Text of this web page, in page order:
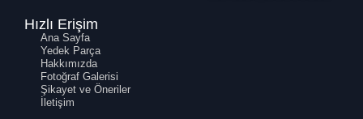
Hızlı Erişim
Ana Sayfa
Yedek Parça
Hakkımızda
Fotoğraf Galerisi
Şikayet ve Öneriler
İletişim